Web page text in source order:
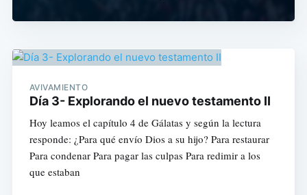
AVIVAMIENTO
Día 3- Explorando el nuevo testamento II
Hoy leamos el capítulo 4 de Gálatas y según la lectura
responde: ¿Para qué envío Dios a su hijo? Para restaurar
Para condenar Para pagar las culpas Para redimir a los
que estaban